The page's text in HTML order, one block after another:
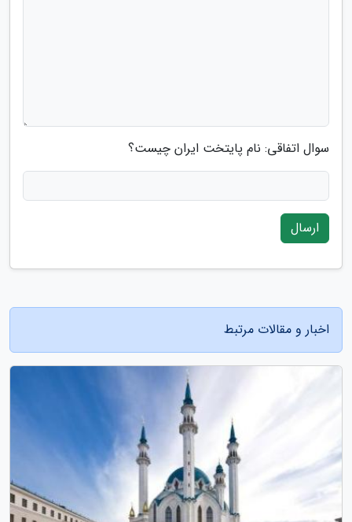
سوال اتفاقی: نام پایتخت ایران چیست؟
ارسال
اخبار و مقالات مرتبط